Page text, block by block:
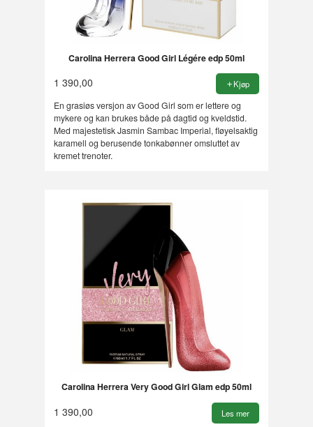
Carolina Herrera Good Girl Légére edp 50ml
1 390,00 Kjøp
En grasiøs versjon av Good Girl som er lettere og
mykere og kan brukes både på dagtid og kveldstid.
Med majestetisk Jasmin Sambac Imperial, fløyelsaktig
karamell og berusende tonkabønner omsluttet av
kremet trenoter.
Carolina Herrera Very Good Girl Glam edp 50ml
1 390,00 Les mer